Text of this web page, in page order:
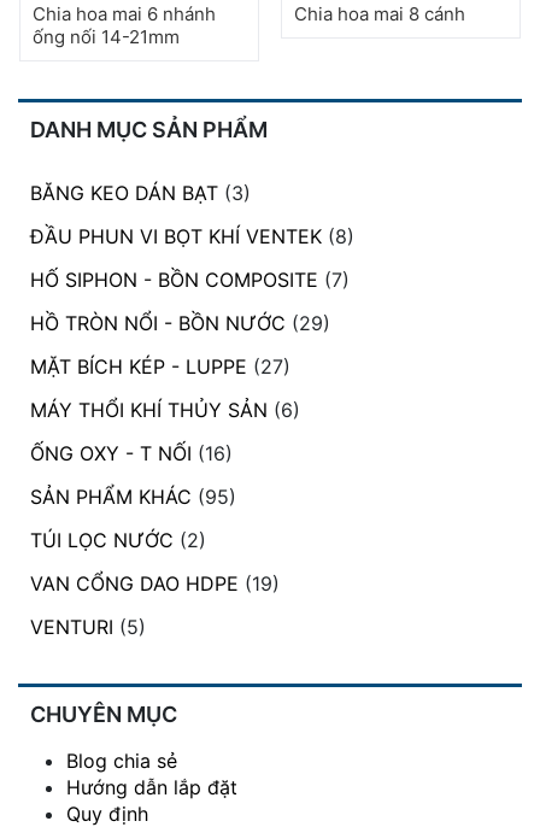
Liên
DANH MỤC SẢN PHẨM
BĂNG KEO DÁN BẠT (3)
ĐẦU PHUN VI BỌT KHÍ VENTEK (8)
HỐ SIPHON - BỒN COMPOSITE (7)
HỒ TRÒN NỔI - BỒN NƯỚC (29)
MẶT BÍCH KÉP - LUPPE (27)
MÁY THỔI KHÍ THỦY SẢN (6)
ỐNG OXY - T NỐI (16)
SẢN PHẨM KHÁC (95)
TÚI LỌC NƯỚC (2)
VAN CỔNG DAO HDPE (19)
VENTURI (5)
CHUYÊN MỤC
Blog chia sẻ
Hướng dẫn lắp đặt
Quy định
Chia hoa mai 6 nhánh
ống nối 14-21mm
Chia hoa mai 8 cánh